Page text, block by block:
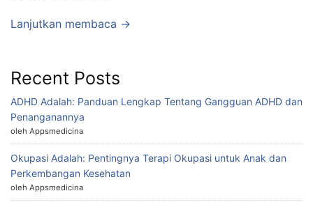
Lanjutkan membaca →
Recent Posts
ADHD Adalah: Panduan Lengkap Tentang Gangguan ADHD dan
Penanganannya
oleh Appsmedicina
Okupasi Adalah: Pentingnya Terapi Okupasi untuk Anak dan
Perkembangan Kesehatan
oleh Appsmedicina